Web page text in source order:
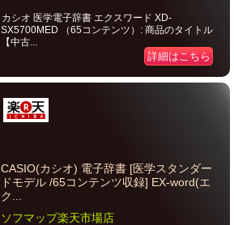
カシオ 医学電子辞書 エクスワード XD-
SX5700MED （65コンテンツ）: 商品のタイトル
【中古...
詳細はこちら
CASIO(カシオ) 電子辞書 [医学スタンダー
ドモデル /65コンテンツ収録] EX-word(エ
ク...
ソフマップ楽天市場店